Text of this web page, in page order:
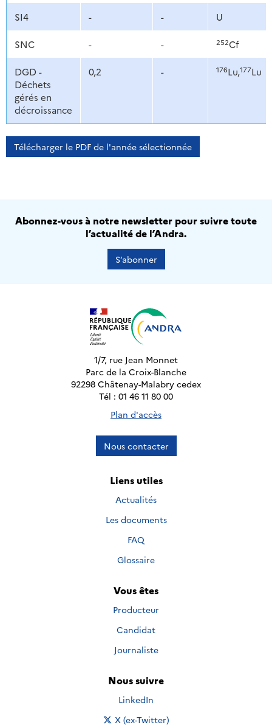
SI4 - - U
SNC - - 252Cf
DGD -
Déchets
gérés en
décroissance
0,2 - 176Lu,177Lu
Télécharger le PDF de l'année sélectionnée
Abonnez-vous à notre newsletter pour suivre toute
l’actualité de l’Andra.
S’abonner
1/7, rue Jean Monnet
Parc de la Croix-Blanche
92298 Châtenay-Malabry cedex
Tél : 01 46 11 80 00
Plan d'accès
Nous contacter
Liens utiles
Actualités
Les documents
FAQ
Glossaire
Vous êtes
Producteur
Candidat
Journaliste
Nous suivre
Nous suivre sur
LinkedIn
Nous suivre sur
X (ex-Twitter)